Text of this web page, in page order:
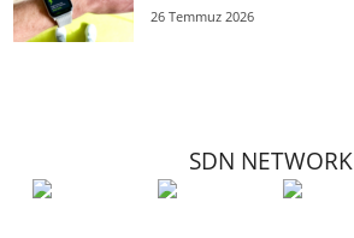
26 Temmuz 2026
SDN NETWORK